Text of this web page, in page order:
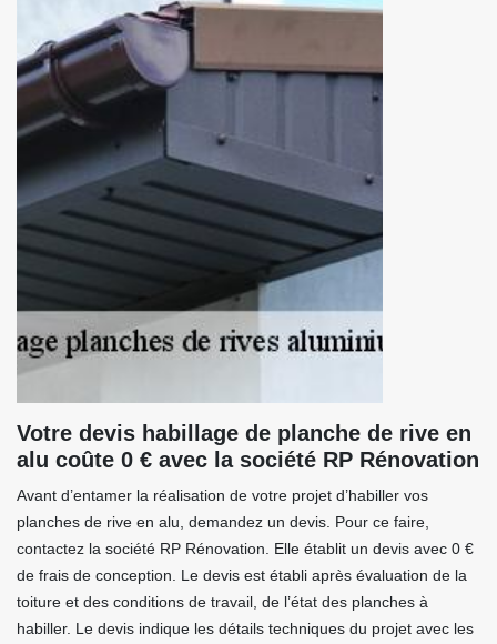
Votre devis habillage de planche de rive en
alu coûte 0 € avec la société RP Rénovation
Avant d’entamer la réalisation de votre projet d’habiller vos
planches de rive en alu, demandez un devis. Pour ce faire,
contactez la société RP Rénovation. Elle établit un devis avec 0 €
de frais de conception. Le devis est établi après évaluation de la
toiture et des conditions de travail, de l’état des planches à
habiller. Le devis indique les détails techniques du projet avec les